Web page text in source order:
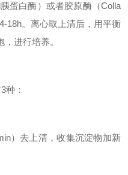
蛋白酶）或者胶原酶（Colla
18h。离心取上清后，用平衡
进行培养。
3种：
）去上清，收集沉淀物加新